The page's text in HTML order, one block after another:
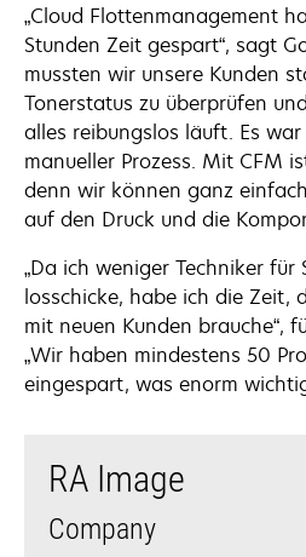
„Cloud Flottenmanagement
Stunden Zeit gespart“, sagt
mussten wir unsere Kunden
Tonerstatus zu überprüfen
alles reibungslos läuft. Es
manueller Prozess. Mit CFM
denn wir können ganz
auf den Druck und die
„Da ich weniger Techniker für
losschicke, habe ich die Zeit,
mit neuen Kunden brauche“,
„Wir haben mindestens 50
eingespart, was enorm
RA Image
Company